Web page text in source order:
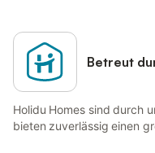
Betreut
Holidu Homes sind durch
bieten zuverlässig einen